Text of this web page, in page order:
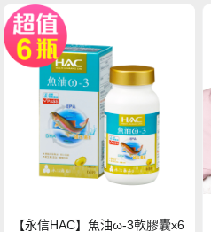
【永信HAC】魚油ω-3軟膠囊x6